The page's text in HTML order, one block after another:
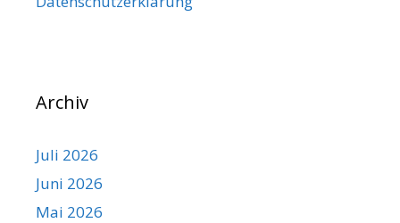
Archiv
Juli 2026
Juni 2026
Mai 2026